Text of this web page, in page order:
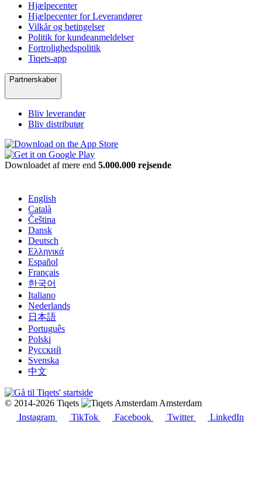
Hjælpecenter
Hjælpecenter for Leverandører
Vilkår og betingelser
Politik for kundeanmeldelser
Fortrolighedspolitik
Tiqets-app
Partnerskaber
Bliv leverandør
Bliv distributør
Downloadet af mere end 5.000.000 rejsende
English
Català
Čeština
Dansk
Deutsch
Ελληνικά
Español
Français
한국어
Italiano
Nederlands
日本語
Português
Polski
Русский
Svenska
中文
© 2014-2026 Tiqets
Amsterdam
Instagram
TikTok Facebook Twitter LinkedIn